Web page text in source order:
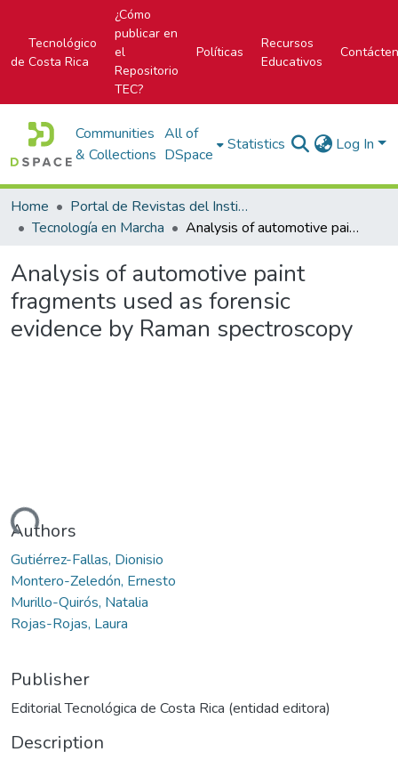
Tecnológico
de Costa Rica
¿Cómo
publicar en
el
Repositorio
TEC?
Políticas
Recursos
Educativos
Communities
& Collections
All of
DSpace
Statistics Log In
Home
Portal de Revistas del Instituto Tecnológico de Costa Rica
Tecnología en Marcha
Analysis of automotive paint fragments used as forensic evidence by Raman spectroscopy
Analysis of automotive paint
fragments used as forensic
evidence by Raman spectroscopy
Authors
Gutiérrez-Fallas, Dionisio
Montero-Zeledón, Ernesto
Murillo-Quirós, Natalia
Rojas-Rojas, Laura
Publisher
Editorial Tecnológica de Costa Rica (entidad editora)
Description